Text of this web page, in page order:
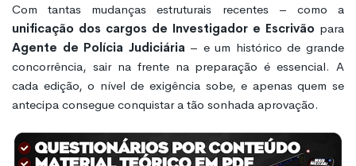
Com tantas mudanças estruturais recentes – como a
unificação dos cargos de Investigador e Escrivão para
Agente de Polícia Judiciária– e um histórico de grande
concorrência, sair na frente na preparação é essencial. A
cada edição, o nível de exigência sobe, e apenas quem se
antecipa consegue conquistar a tão sonhada aprovação.